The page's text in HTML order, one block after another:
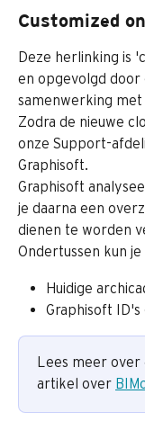
Customized
Deze herlinking is
en opgevolgd door
samenwerking met
Zodra de nieuwe
onze Support-
Graphisoft.
Graphisoft
je daarna een
dienen te worden
Ondertussen kun
Huidige
Graphisoft ID's
Lees meer over
artikel over